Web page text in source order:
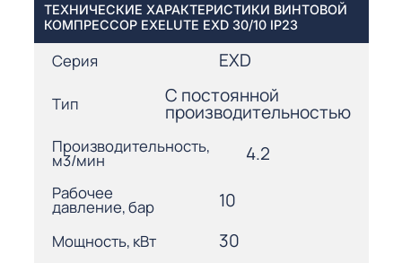
ТЕХНИЧЕСКИЕ ХАРАКТЕРИСТИКИ ВИНТОВОЙ
КОМПРЕССОР EXELUTE EXD 30/10 IP23
Серия EXD
Тип С постоянной
производительностью
Производительность,
м3/мин 4.2
Рабочее
давление, бар 10
Мощность, кВт 30